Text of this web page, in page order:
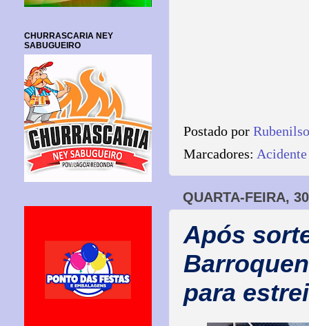
Postado por
Marcadores:
QUARTA-FEIRA,
Após
para
CHURRASCARIA NEY
SABUGUEIRO